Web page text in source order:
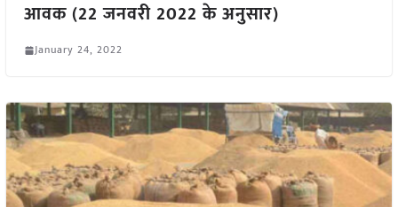
आवक (22 जनवरी 2022 के अनुसार)
January 24, 2022